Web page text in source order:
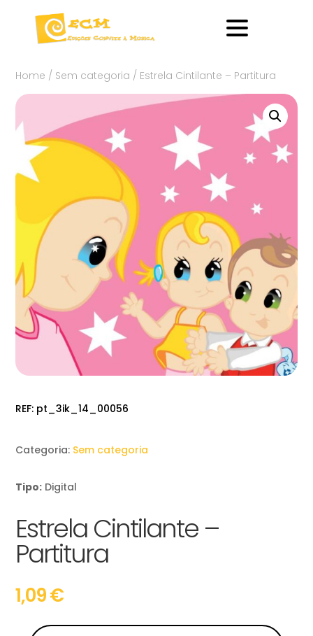
Home / Sem categoria / Estrela Cintilante – Partitura
REF: pt_3ik_14_00056
Categoria: Sem categoria
Tipo: Digital
Estrela Cintilante –
Partitura
1,09€